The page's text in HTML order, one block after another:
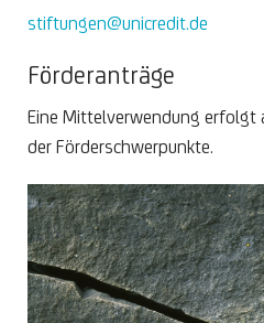
stiftungen@unicredit.de
Förderanträge
Eine Mittelverwendung erfolgt
der Förderschwerpunkte.